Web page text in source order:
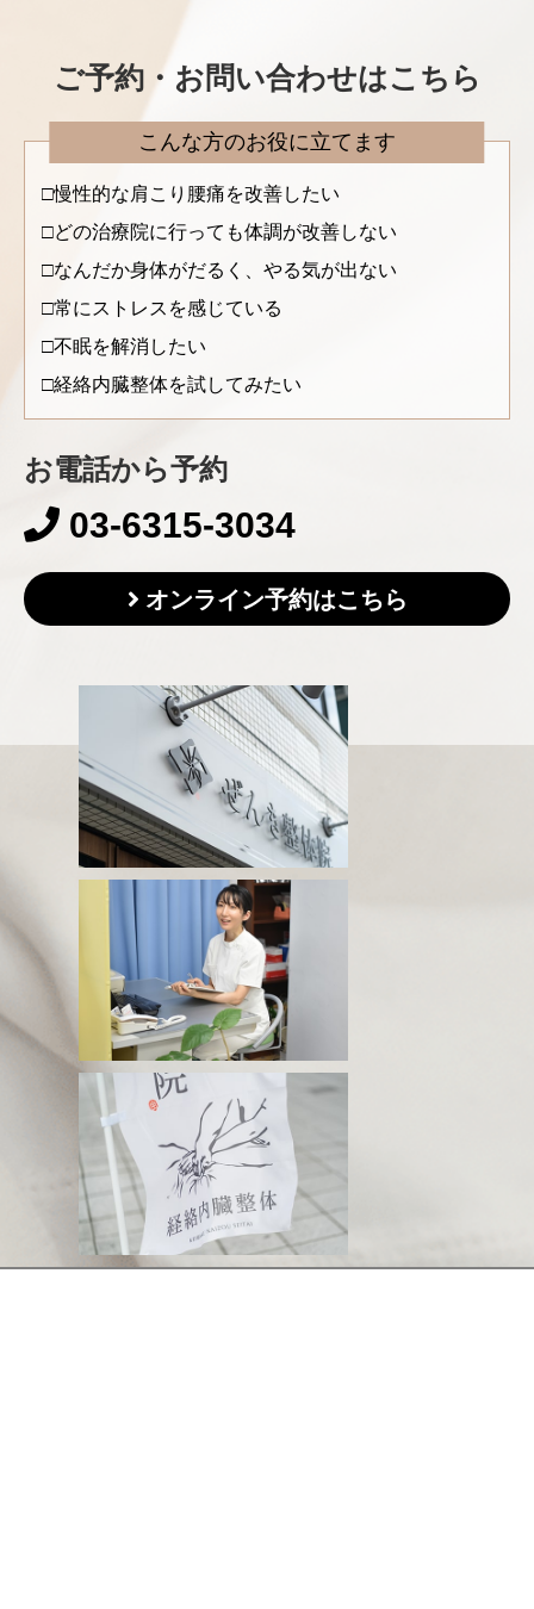
ご予約・お問い合わせはこちら
こんな方のお役に立てます
慢性的な肩こり腰痛を改善したい
どの治療院に行っても体調が改善しない
なんだか身体がだるく、やる気が出ない
常にストレスを感じている
不眠を解消したい
経絡内臓整体を試してみたい
お電話から予約
03-6315-3034
オンライン予約はこちら